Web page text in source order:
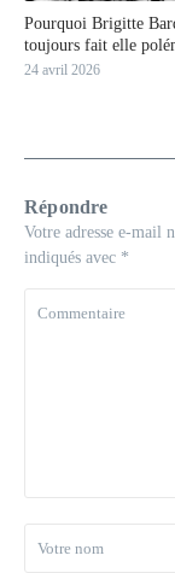
Pourquoi Brigitte
toujours fait elle
24 avril 2026
Répondre
Votre adresse e-mail
indiqués avec *